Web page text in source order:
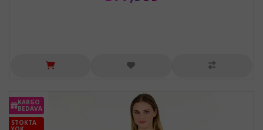
KARGO
BEDAVA
STOKTA